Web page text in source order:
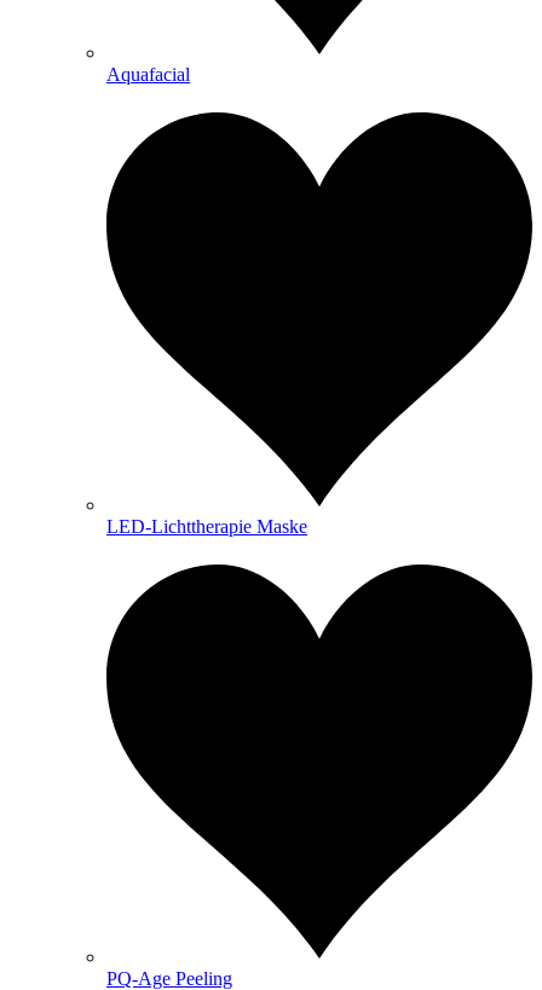
Aquafacial
LED-Lichttherapie Maske
PQ-Age Peeling